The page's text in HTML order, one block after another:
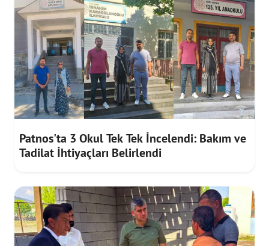
Patnos'ta 3 Okul Tek Tek İncelendi: Bakım ve
Tadilat İhtiyaçları Belirlendi